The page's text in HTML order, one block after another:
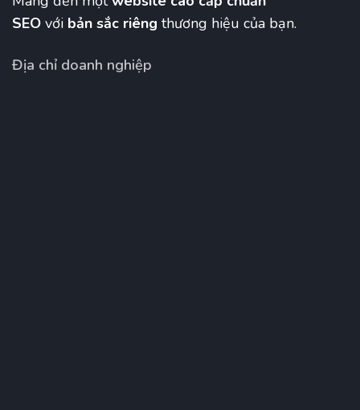
SEO với bản sắc riêng thương hiệu của bạn.
Địa chỉ doanh nghiệp